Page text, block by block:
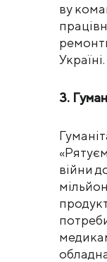
ву
Україні.
3.
війни